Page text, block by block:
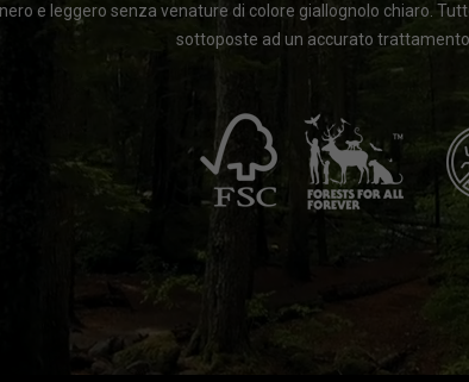
e leggero senza venature di colore giallognolo chiaro.
sottoposte ad un accurato